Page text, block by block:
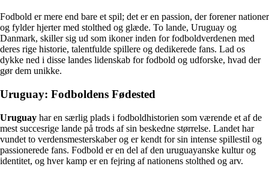
Fodbold er mere end bare et spil; det er en passion, der forener nationer
og fylder hjerter med stolthed og glæde. To lande, Uruguay og
Danmark, skiller sig ud som ikoner inden for fodboldverdenen med
deres rige historie, talentfulde spillere og dedikerede fans. Lad os
dykke ned i disse landes lidenskab for fodbold og udforske, hvad der
gør dem unikke.
Uruguay: Fodboldens Fødested
Uruguay har en særlig plads i fodboldhistorien som værende et af de
mest succesrige lande på trods af sin beskedne størrelse. Landet har
vundet to verdensmesterskaber og er kendt for sin intense spillestil og
passionerede fans. Fodbold er en del af den uruguayanske kultur og
identitet, og hver kamp er en fejring af nationens stolthed og arv.